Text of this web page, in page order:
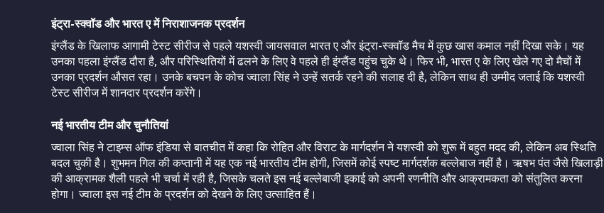
इंट्रा-स्क्वॉड और भारत ए में निराशाजनक प्रदर्शन
इंग्लैंड के खिलाफ आगामी टेस्ट सीरीज से पहले यशस्वी जायसवाल भारत ए और इंट्रा-स्क्वॉड मैच में कुछ खास कमाल नहीं दिखा सके। यह
उनका पहला इंग्लैंड दौरा है, और परिस्थितियों में ढलने के लिए वे पहले ही इंग्लैंड पहुंच चुके थे। फिर भी, भारत ए के लिए खेले गए दो मैचों में
उनका प्रदर्शन औसत रहा। उनके बचपन के कोच ज्वाला सिंह ने उन्हें सतर्क रहने की सलाह दी है, लेकिन साथ ही उम्मीद जताई कि यशस्वी
टेस्ट सीरीज में शानदार प्रदर्शन करेंगे।
नई भारतीय टीम और चुनौतियां
ज्वाला सिंह ने टाइम्स ऑफ इंडिया से बातचीत में कहा कि रोहित और विराट के मार्गदर्शन ने यशस्वी को शुरू में बहुत मदद की, लेकिन अब स्थिति
बदल चुकी है। शुभमन गिल की कप्तानी में यह एक नई भारतीय टीम होगी, जिसमें कोई स्पष्ट मार्गदर्शक बल्लेबाज नहीं है। ऋषभ पंत जैसे खिलाड़ी
की आक्रामक शैली पहले भी चर्चा में रही है, जिसके चलते इस नई बल्लेबाजी इकाई को अपनी रणनीति और आक्रामकता को संतुलित करना
होगा। ज्वाला इस नई टीम के प्रदर्शन को देखने के लिए उत्साहित हैं।